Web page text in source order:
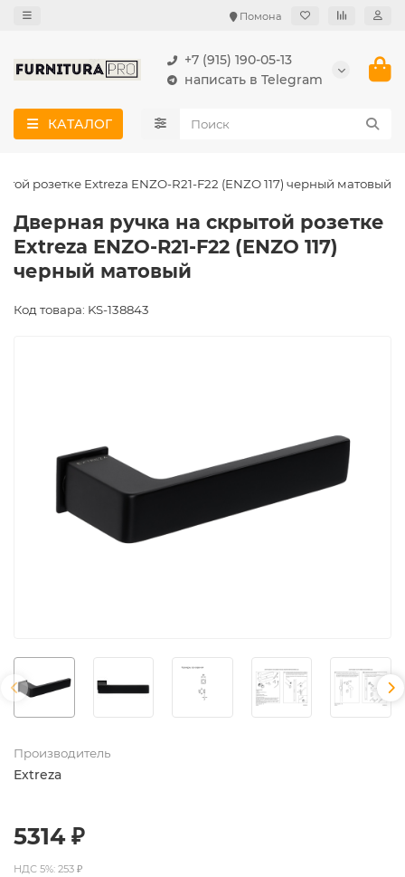
Помона
+7 (915) 190-05-13
написать в Telegram
КАТАЛОГ
розетке Extreza ENZO-R21-F22 (ENZO 117) черный матовый
Дверная ручка на скрытой розетке
Extreza ENZO-R21-F22 (ENZO 117)
черный матовый
Код товара: KS-138843
Производитель
Extreza
5314 ₽
НДС 5%: 253 ₽